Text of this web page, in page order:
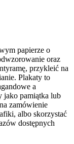
papierze o
oraz
przykleić na
Plakaty to
a
jako pamiątka lub
zamówienie
albo skorzystać
dostępnych